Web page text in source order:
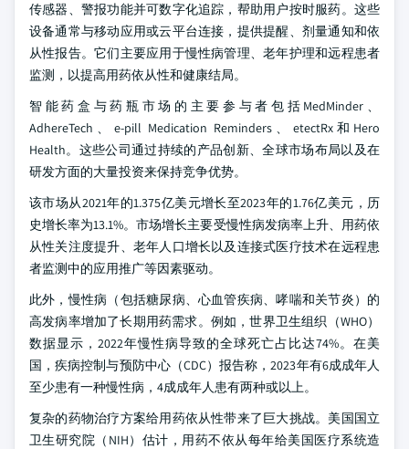
传感器、警报功能并可数字化追踪，帮助用户按时服药。这些
设备通常与移动应用或云平台连接，提供提醒、剂量通知和依
从性报告。它们主要应用于慢性病管理、老年护理和远程患者
监测，以提高用药依从性和健康结局。
智能药盒与药瓶市场的主要参与者包括MedMinder、
AdhereTech、e-pill Medication Reminders、etectRx和Hero
Health。这些公司通过持续的产品创新、全球市场布局以及在
研发方面的大量投资来保持竞争优势。
该市场从2021年的1.375亿美元增长至2023年的1.76亿美元，历
史增长率为13.1%。市场增长主要受慢性病发病率上升、用药依
从性关注度提升、老年人口增长以及连接式医疗技术在远程患
者监测中的应用推广等因素驱动。
此外，慢性病（包括糖尿病、心血管疾病、哮喘和关节炎）的
高发病率增加了长期用药需求。例如，世界卫生组织（WHO）
数据显示，2022年慢性病导致的全球死亡占比达74%。在美
国，疾病控制与预防中心（CDC）报告称，2023年有6成成年人
至少患有一种慢性病，4成成年人患有两种或以上。
复杂的药物治疗方案给用药依从性带来了巨大挑战。美国国立
卫生研究院（NIH）估计，用药不依从每年给美国医疗系统造